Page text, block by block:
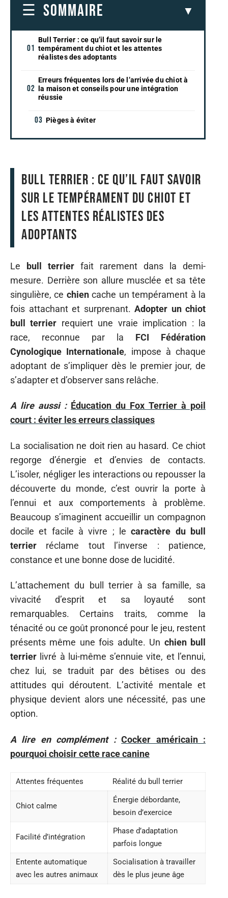
SOMMAIRE
Bull Terrier : ce qu’il faut savoir sur le
tempérament du chiot et les attentes
réalistes des adoptants
Erreurs fréquentes lors de l’arrivée du chiot à
la maison et conseils pour une intégration
réussie
Pièges à éviter
Bull Terrier : ce qu’il faut savoir
sur le tempérament du chiot et
les attentes réalistes des
adoptants
Le bull terrier fait rarement dans la demi-
mesure. Derrière son allure musclée et sa tête
singulière, ce chiencache un tempérament à la
fois attachant et surprenant. Adopter un chiot
bull terrier requiert une vraie implication : la
race, reconnue par la FCI Fédération
Cynologique Internationale, impose à chaque
adoptant de s’impliquer dès le premier jour, de
s’adapter et d’observer sans relâche.
A lire aussi : Éducation du Fox Terrier à poil
court : éviter les erreurs classiques
La socialisation ne doit rien au hasard. Ce chiot
regorge d’énergie et d’envies de contacts.
L’isoler, négliger les interactions ou repousser la
découverte du monde, c’est ouvrir la porte à
l’ennui et aux comportements à problème.
Beaucoup s’imaginent accueillir un compagnon
docile et facile à vivre ; lecaractère du bull
terrier réclame tout l’inverse : patience,
constance et une bonne dose de lucidité.
L’attachement du bull terrier à sa famille, sa
vivacité d’esprit et sa loyauté sont
remarquables. Certains traits, comme la
ténacité ou ce goût prononcé pour le jeu, restent
présents même une fois adulte. Un chien bull
terrier livré à lui-même s’ennuie vite, et l’ennui,
chez lui, se traduit par des bêtises ou des
attitudes qui déroutent. L’activité mentale et
physique devient alors une nécessité, pas une
option.
A lire en complément : Cocker américain :
pourquoi choisir cette race canine
Attentes fréquentes Réalité du bull terrier
Chiot calme
Énergie débordante,
besoin d’exercice
Facilité d’intégration
Phase d’adaptation
parfois longue
Entente automatique
avec les autres animaux
Socialisation à travailler
dès le plus jeune âge